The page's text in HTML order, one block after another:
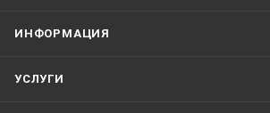
ИНФОРМАЦИЯ
УСЛУГИ